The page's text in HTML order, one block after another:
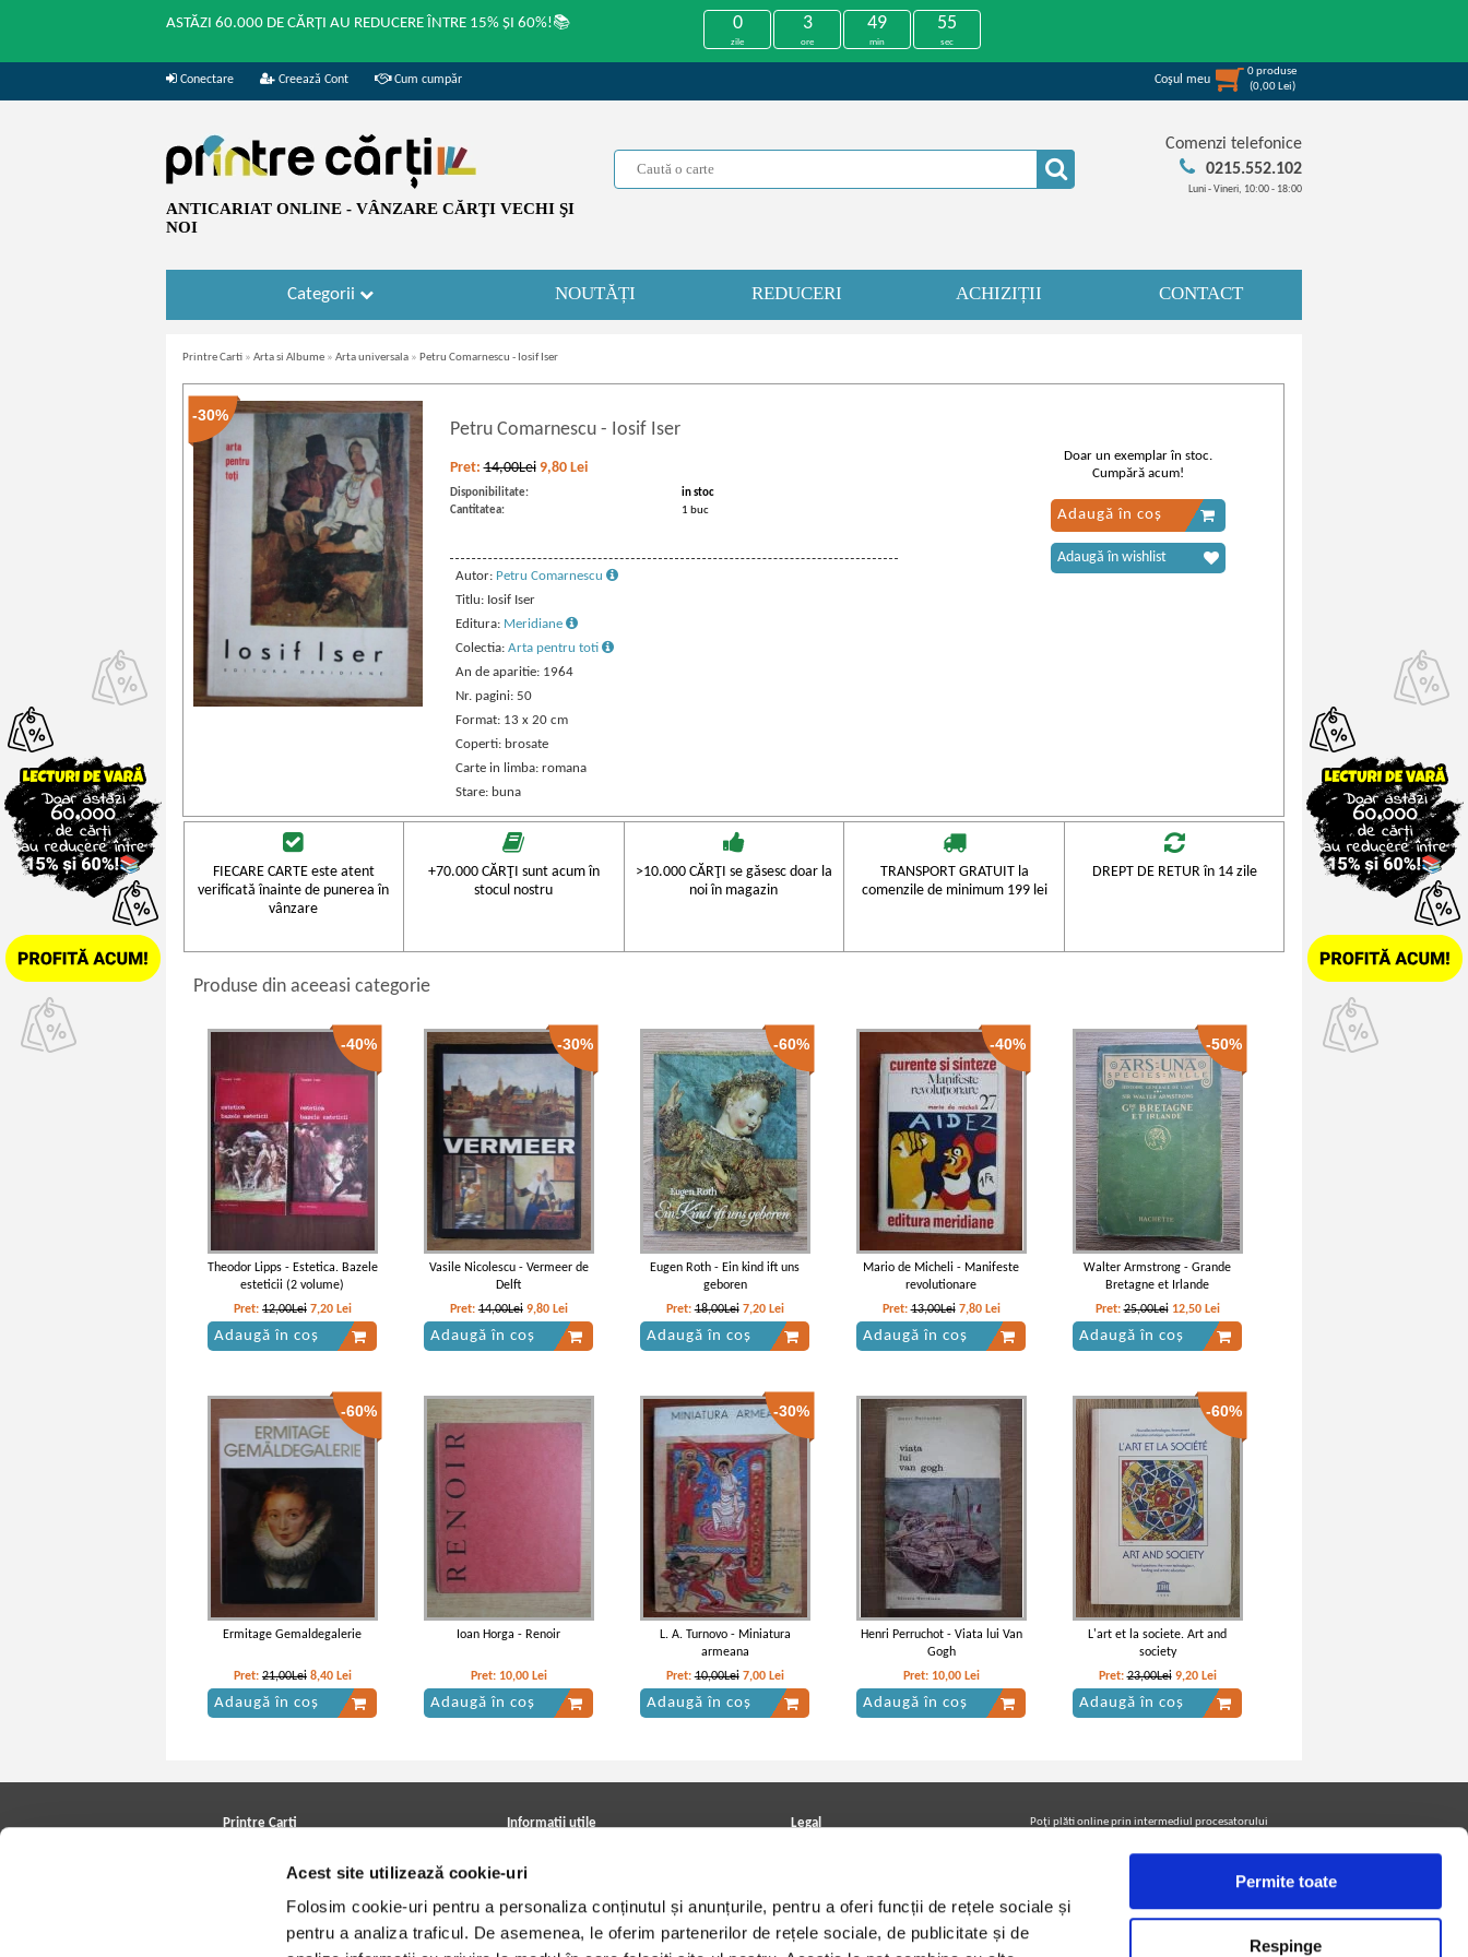
Acest site utilizează cookie-uri
Folosim cookie-uri pentru a personaliza conținutul și anunțurile, pentru a oferi funcții de rețele sociale și
pentru a analiza traficul. De asemenea, le oferim partenerilor de rețele sociale, de publicitate și de
Permite toate
Respinge
ASTĂZI 60.000 DE CĂRȚI AU REDUCERE ÎNTRE 15% ȘI 60%!📚 0
zile
3
ore
49
min
55
sec
Conectare Creează Cont Cum cumpăr Coşul meu
0produse
(0,00 Lei)
ANTICARIAT ONLINE - VÂNZARE CĂRŢI VECHI ŞI
NOI
Comenzi telefonice
0215.552.102
Luni - Vineri, 10:00 - 18:00
Categorii NOUTĂȚI REDUCERI ACHIZIȚII CONTACT
Printre Carti » Arta si Albume » Arta universala » Petru Comarnescu - Iosif Iser
-30%
Petru Comarnescu - Iosif Iser
Pret:14,00Lei 9,80 Lei
Disponibilitate:
in stoc
Cantitatea:
1 buc
Autor: Petru Comarnescu
Titlu: Iosif Iser
Editura: Meridiane
Colectia: Arta pentru toti
An de aparitie: 1964
Nr. pagini: 50
Format: 13 x 20 cm
Coperti: brosate
Carte in limba: romana
Stare: buna
Doar un exemplar în stoc.
Cumpără acum!
Adaugă în coș
Adaugă în wishlist
FIECARE CARTE este atent
verificată înainte de punerea în
vânzare
+70.000 CĂRŢI sunt acum în
stocul nostru
>10.000 CĂRŢI se găsesc doar la
noi în magazin
TRANSPORT GRATUIT la
comenzile de minimum 199 lei
DREPT DE RETUR în 14 zile
Produse din aceeasi categorie
-40%
Theodor Lipps - Estetica. Bazele
esteticii (2 volume)
Pret: 12,00Lei 7,20 Lei
Adaugă în coș
-30%
Vasile Nicolescu - Vermeer de
Delft
Pret:14,00Lei 9,80 Lei
Adaugă în coș
-60%
Eugen Roth - Ein kind ift uns
geboren
Pret:18,00Lei 7,20 Lei
Adaugă în coș
-40%
Mario de Micheli - Manifeste
revolutionare
Pret:13,00Lei 7,80 Lei
Adaugă în coș
-50%
Walter Armstrong - Grande
Bretagne et Irlande
Pret:25,00Lei 12,50 Lei
Adaugă în coș
-60%
Ermitage Gemaldegalerie
Pret: 21,00Lei 8,40 Lei
Adaugă în coș
Ioan Horga - Renoir
Pret: 10,00 Lei
Adaugă în coș
-30%
L. A. Turnovo - Miniatura
armeana
Pret:10,00Lei 7,00 Lei
Adaugă în coș
Henri Perruchot - Viata lui Van
Gogh
Pret: 10,00 Lei
Adaugă în coș
-60%
L'art et la societe. Art and
society
Pret:23,00Lei 9,20 Lei
Adaugă în coș
Printre Carti
Cele mai căutate cărți
Informatii utile
Achizitii viniluri, casete, CD/DVD
Cum cumpar?
Politica de livrare
Retur comenzi
Legal
Termeni si conditii
Utilizare cookie-uri
Poţi plăti online prin intermediul procesatorului
Urmăreşte-ne pe facebook pentru a fi la curent cu